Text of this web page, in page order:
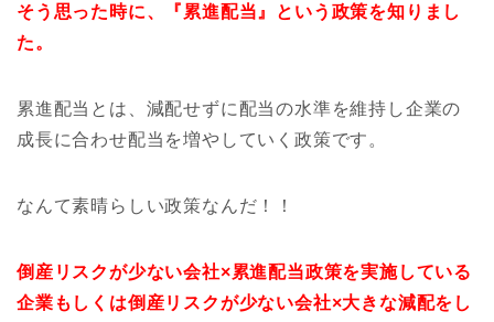
そう思った時に、『累進配当』という政策を知りまし
た。
累進配当とは、減配せずに配当の水準を維持し企業の
成長に合わせ配当を増やしていく政策です。
なんて素晴らしい政策なんだ！！
倒産リスクが少ない会社×累進配当政策を実施している
企業もしくは倒産リスクが少ない会社×大きな減配をし